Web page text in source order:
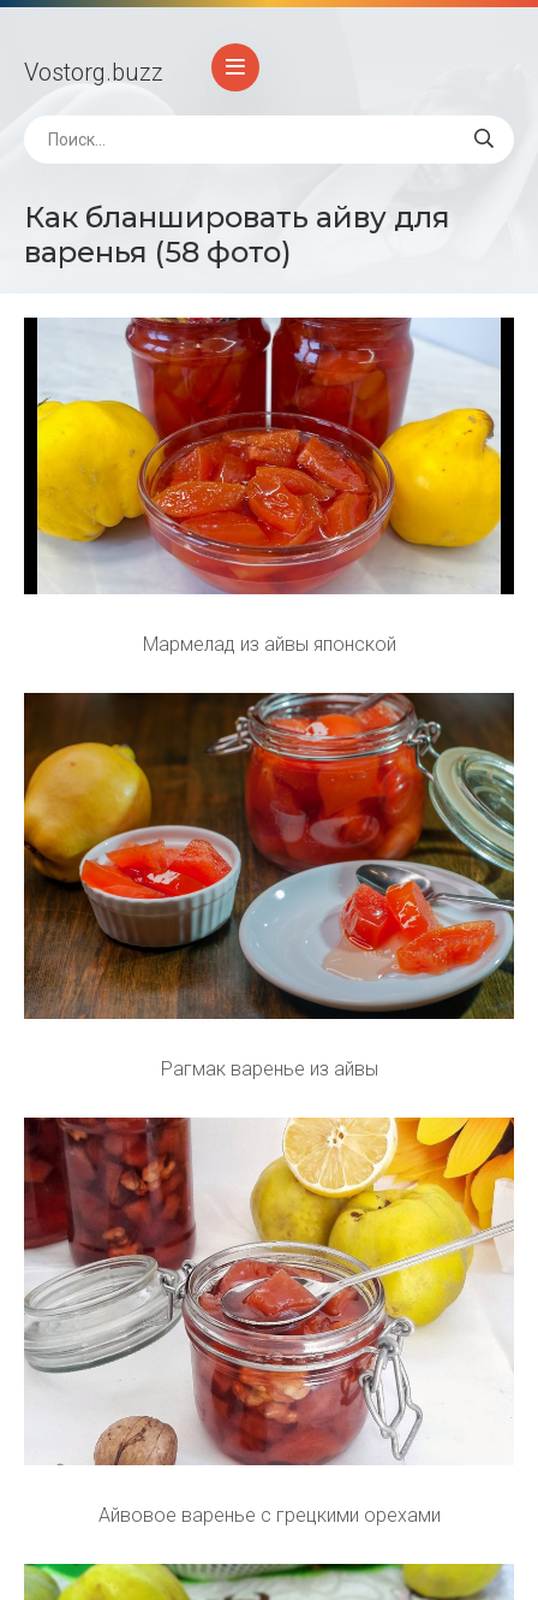
Vostorg.buzz
Как бланшировать айву для
варенья (58 фото)
Мармелад из айвы японской
Рагмак варенье из айвы
Айвовое варенье с грецкими орехами